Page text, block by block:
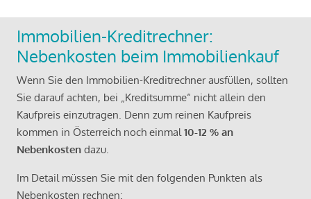
Immobilien-Kreditrechner:
Nebenkosten beim Immobilienkauf
Wenn Sie den Immobilien-Kreditrechner ausfüllen, sollten
Sie darauf achten, bei „Kreditsumme“ nicht allein den
Kaufpreis einzutragen. Denn zum reinen Kaufpreis
kommen in Österreich noch einmal10-12 % an
Nebenkosten dazu.
Im Detail müssen Sie mit den folgenden Punkten als
Nebenkosten rechnen: